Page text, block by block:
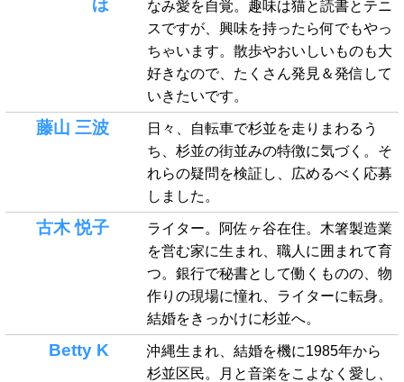
ほ
なみ愛を自覚。趣味は猫と読書とテニ
スですが、興味を持ったら何でもやっ
ちゃいます。散歩やおいしいものも大
好きなので、たくさん発見＆発信して
いきたいです。
藤山 三波
日々、自転車で杉並を走りまわるう
ち、杉並の街並みの特徴に気づく。そ
れらの疑問を検証し、広めるべく応募
しました。
古木 悦子
ライター。阿佐ヶ谷在住。木箸製造業
を営む家に生まれ、職人に囲まれて育
つ。銀行で秘書として働くものの、物
作りの現場に憧れ、ライターに転身。
結婚をきっかけに杉並へ。
Betty K
沖縄生まれ、結婚を機に1985年から
杉並区民。月と音楽をこよなく愛し、